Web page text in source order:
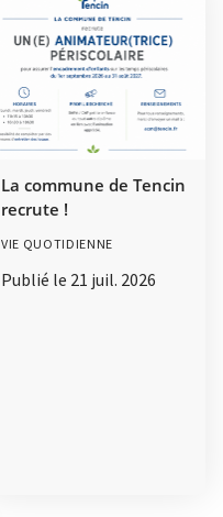
La commune de Tencin
recrute !
VIE QUOTIDIENNE
Publié le 21 juil. 2026